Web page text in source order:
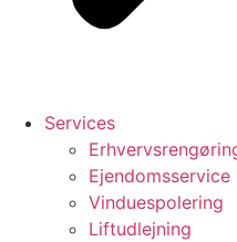
Services
Ejendomsservice
Vinduespolering
Liftudlejning